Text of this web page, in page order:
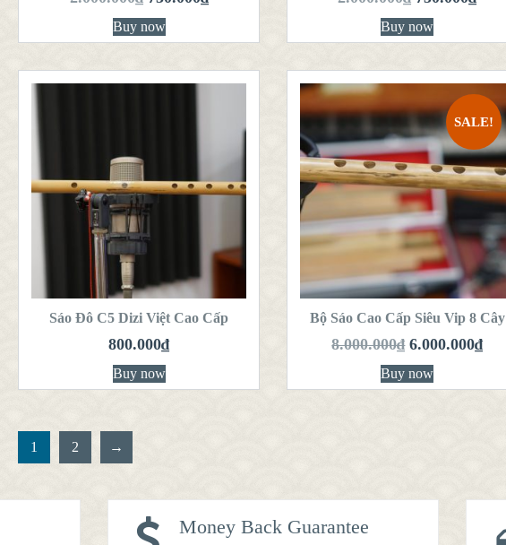
Buy now Buy now
QUICK LOOK
VIEW DETAILS
THÊM VÀO GIỎ
HÀNG
Sáo Đô C5 Dizi Việt Cao Cấp
800.000₫
Buy now
SALE!
QUICK LOOK
VIEW DETAILS
THÊM VÀO GIỎ
HÀNG
Bộ Sáo Cao Cấp Siêu Vip 8 Cây
8.000.000₫ 6.000.000₫
Buy now
1 2 →
Money Back Guarantee